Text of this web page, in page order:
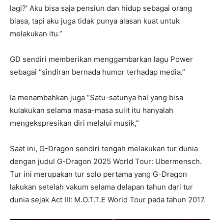
lagi?’ Aku bisa saja pensiun dan hidup sebagai orang
biasa, tapi aku juga tidak punya alasan kuat untuk
melakukan itu.”
GD sendiri memberikan menggambarkan lagu Power
sebagai “sindiran bernada humor terhadap media.”
Ia menambahkan juga “Satu-satunya hal yang bisa
kulakukan selama masa-masa sulit itu hanyalah
mengekspresikan diri melalui musik,”
Saat ini, G-Dragon sendiri tengah melakukan tur dunia
dengan judul G-Dragon 2025 World Tour: Ubermensch.
Tur ini merupakan tur solo pertama yang G-Dragon
lakukan setelah vakum selama delapan tahun dari tur
dunia sejak Act III: M.O.T.T.E World Tour pada tahun 2017.